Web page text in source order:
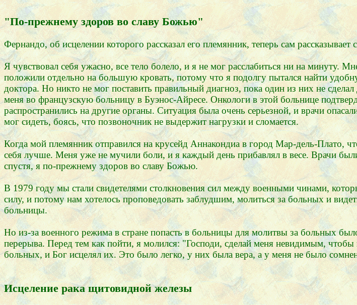
"По-прежнему здоров во славу Божью"
Фернандо, об исцелении которого рассказал его племянник, теперь сам
Я чувствовал себя ужасно, все тело болело, и я не мог расслабиться ни на минуту.
положили отдельно на большую кровать, потому что я подолгу пытался найти
доктора. Но никто не мог поставить правильный диагноз, пока один из них не
меня во французскую больницу в Буэнос-Айресе. Онкологи в этой больнице
распространились на другие органы. Ситуация была очень серьезной, и врачи
мог сидеть, боясь, что позвоночник не выдержит нагрузки и сломается.
Когда мой племянник отправился на крусейд Аннакондиа в город Мар-дель-Плато,
себя лучше. Меня уже не мучили боли, и я каждый день прибавлял в весе. Врачи
спустя, я по-прежнему здоров во славу Божью.
В 1979 году мы стали свидетелями столкновения сил между военными чинами,
силу, и потому нам хотелось проповедовать заблудшим, молиться за больных и
больницы.
Но из-за военного режима в стране попасть в больницы для молитвы за больных
перерыва. Перед тем как пойти, я молился: "Господи, сделай меня невидимым,
больных, и Бог исцелял их. Это было легко, у них была вера, а у меня не было
Исцеление рака щитовидной железы